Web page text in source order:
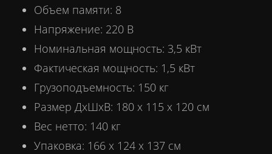
Объем памяти: 8
Напряжение: 220 В
Номинальная мощность: 3,5 кВт
Фактическая мощность: 1,5 кВт
Грузоподъемность: 150 кг
Размер ДхШхВ: 180 х 115 х 120 см
Вес нетто: 140 кг
Упаковка: 166 х 124 х 137 см